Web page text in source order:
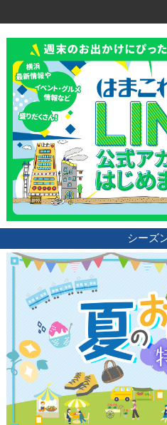
シーズ
ランキング
ブログ記事
サイトについて